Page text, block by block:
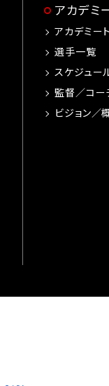
アカデミ
アカデミー
選手一覧
スケジュー
監督／コー
ビジョン／